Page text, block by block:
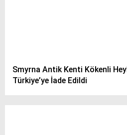
Smyrna Antik Kenti Kökenli
Türkiye’ye İade Edildi